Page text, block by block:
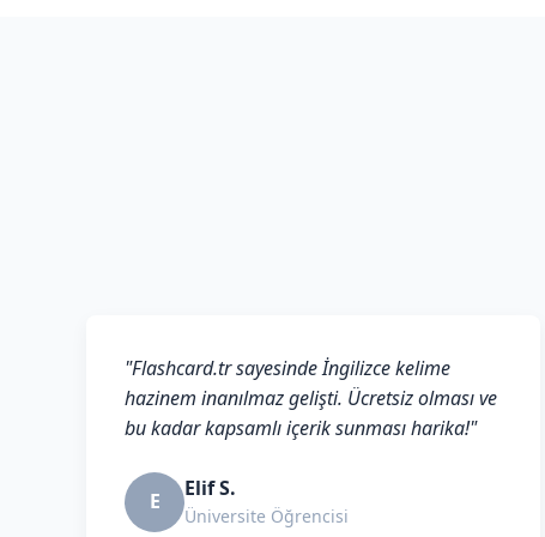
"Flashcard.tr sayesinde İngilizce kelime
hazinem inanılmaz gelişti. Ücretsiz olması ve
bu kadar kapsamlı içerik sunması harika!"
E Elif S.
Üniversite Öğrencisi